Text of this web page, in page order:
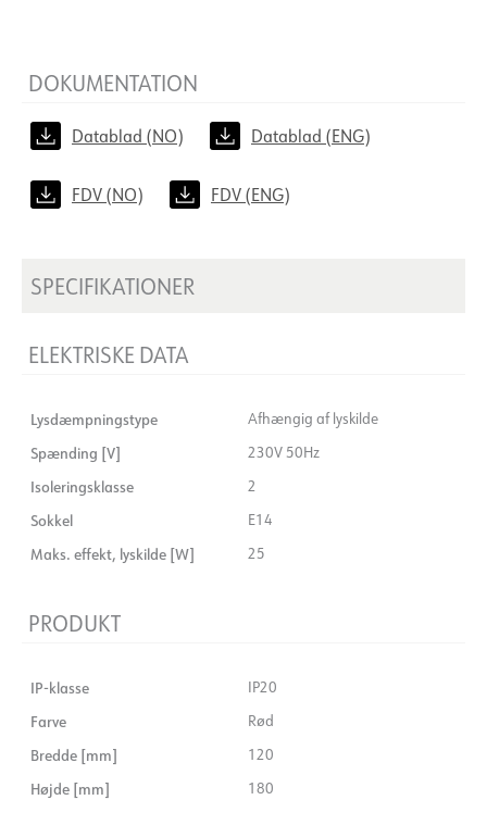
DOKUMENTATION
Datablad (NO) Datablad (ENG)
FDV (NO) FDV (ENG)
SPECIFIKATIONER
ELEKTRISKE DATA
Lysdæmpningstype Afhængig af lyskilde
Spænding [V] 230V 50Hz
Isoleringsklasse 2
Sokkel E14
Maks. effekt, lyskilde [W] 25
PRODUKT
IP-klasse IP20
Farve Rød
Bredde [mm] 120
Højde [mm] 180